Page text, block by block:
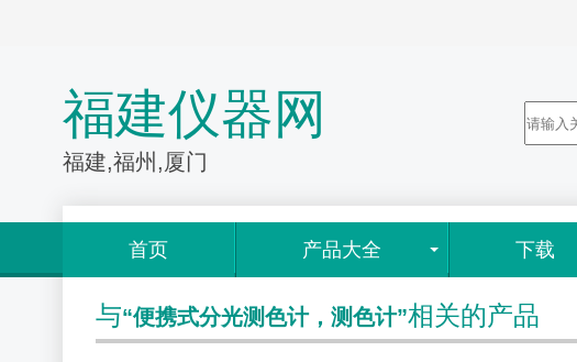
福建仪器网
福建,福州,厦门
首页 产品大全 下载
与“便携式分光测色计，测色计”相关的产品